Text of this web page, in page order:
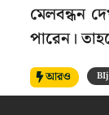
মেলবন্ধন
পারেন।
আরও